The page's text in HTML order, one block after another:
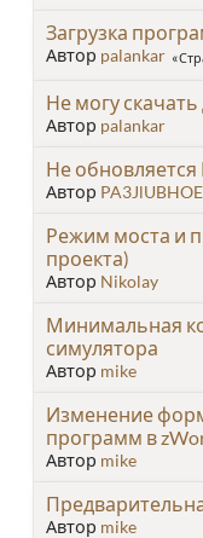
Загрузка
Автор palankar
Не могу
Автор palankar
Не
Автор PA3JlUBHOE
Режим моста и
проекта)
Автор Nikolay
Минимальная
симулятора
Автор mike
Изменение
программ в
Автор mike
Автор mike